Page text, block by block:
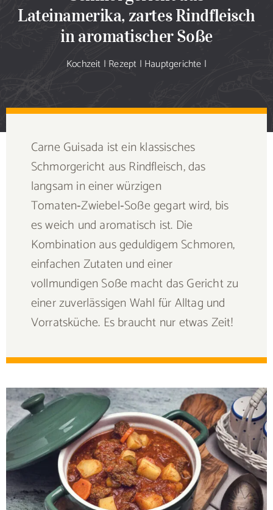
Sammlung
Speiseplan
Portfolio
Galerie
Rezept senden
Lateinamerika, zartes Rindfleisch
in aromatischer Soße
Kochzeit | Rezept | Hauptgerichte |
Carne Guisada ist ein klassisches
Schmorgericht aus Rindfleisch, das
langsam in einer würzigen
Tomaten‑Zwiebel‑Soße gegart wird, bis
es weich und aromatisch ist. Die
Kombination aus geduldigem Schmoren,
einfachen Zutaten und einer
vollmundigen Soße macht das Gericht zu
einer zuverlässigen Wahl für Alltag und
Vorratsküche. Es braucht nur etwas Zeit!